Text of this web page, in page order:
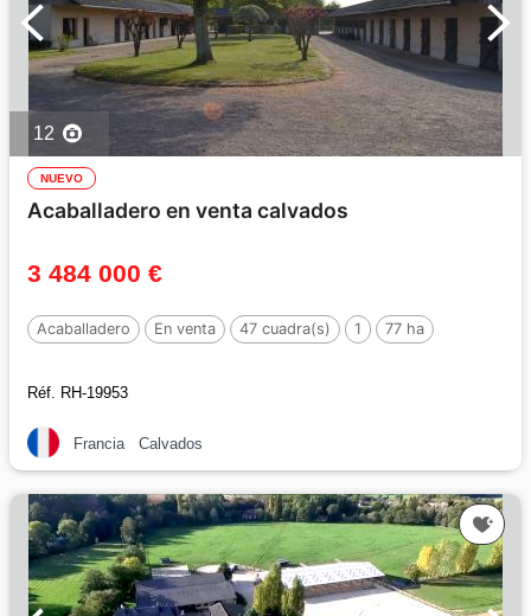
12
NUEVO
Acaballadero en venta calvados
3 484 000 €
Acaballadero En venta 47 cuadra(s) 1 77 ha
Réf. RH-19953
Francia Calvados